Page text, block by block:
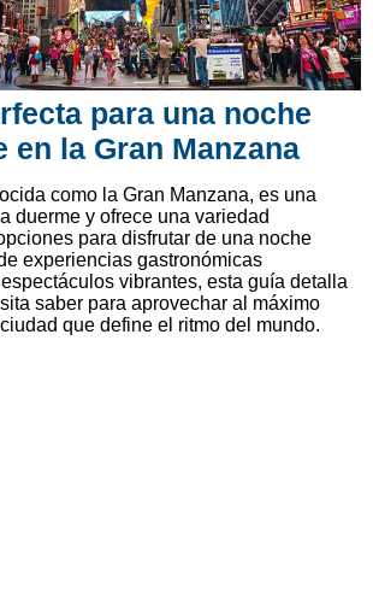
para una noche
en la Gran Manzana
como la Gran Manzana, es una
duerme y ofrece una variedad
para disfrutar de una noche
experiencias gastronómicas
vibrantes, esta guía detalla
saber para aprovechar al máximo
que define el ritmo del mundo.